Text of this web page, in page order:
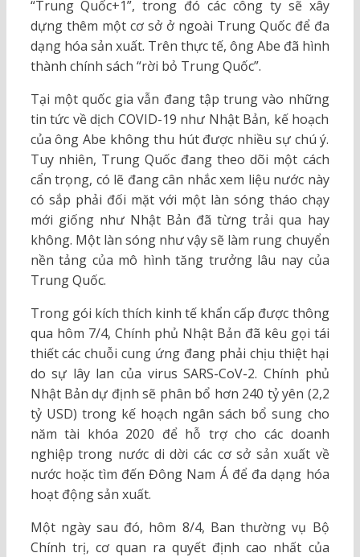
“Trung Quốc+1”, trong đó các công ty sẽ xây
dựng thêm một cơ sở ở ngoài Trung Quốc để đa
dạng hóa sản xuất. Trên thực tế, ông Abe đã hình
thành chính sách “rời bỏ Trung Quốc”.
Tại một quốc gia vẫn đang tập trung vào những
tin tức về dịch COVID-19 như Nhật Bản, kế hoạch
của ông Abe không thu hút được nhiều sự chú ý.
Tuy nhiên, Trung Quốc đang theo dõi một cách
cẩn trọng, có lẽ đang cân nhắc xem liệu nước này
có sắp phải đối mặt với một làn sóng tháo chạy
mới giống như Nhật Bản đã từng trải qua hay
không. Một làn sóng như vậy sẽ làm rung chuyển
nền tảng của mô hình tăng trưởng lâu nay của
Trung Quốc.
Trong gói kích thích kinh tế khẩn cấp được thông
qua hôm 7/4, Chính phủ Nhật Bản đã kêu gọi tái
thiết các chuỗi cung ứng đang phải chịu thiệt hại
do sự lây lan của virus SARS-CoV-2. Chính phủ
Nhật Bản dự định sẽ phân bổ hơn 240 tỷ yên (2,2
tỷ USD) trong kế hoạch ngân sách bổ sung cho
năm tài khóa 2020 để hỗ trợ cho các doanh
nghiệp trong nước di dời các cơ sở sản xuất về
nước hoặc tìm đến Đông Nam Á để đa dạng hóa
hoạt động sản xuất.
Một ngày sau đó, hôm 8/4, Ban thường vụ Bộ
Chính trị, cơ quan ra quyết định cao nhất của